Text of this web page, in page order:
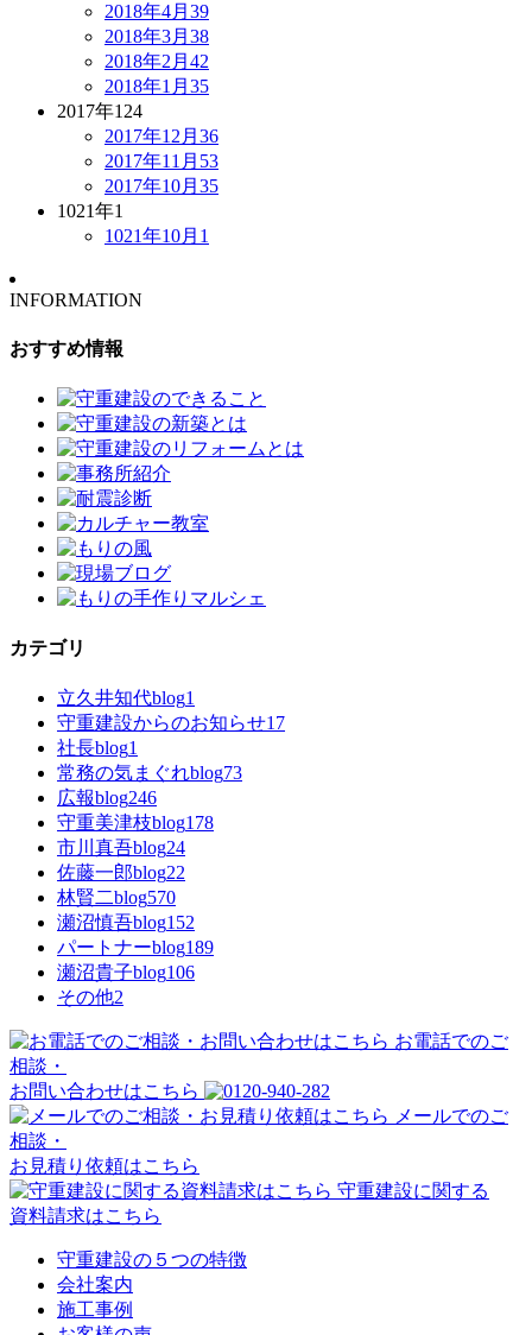
2018年4月 39
2018年3月 38
2018年2月 42
2018年1月 35
2017年124
2017年12月 36
2017年11月 53
2017年10月 35
1021年1
1021年10月 1
INFORMATION
おすすめ情報
カテゴリ
立久井知代blog1
守重建設からのお知らせ17
社長blog1
常務の気まぐれblog73
広報blog246
守重美津枝blog178
市川真吾blog24
佐藤一郎blog22
林賢二blog570
瀬沼慎吾blog152
パートナーblog189
瀬沼貴子blog106
その他2
お電話でのご
相談・
お問い合わせはこちら
メールでのご
相談・
お見積り依頼はこちら
守重建設に関する
資料請求はこちら
守重建設の５つの特徴
会社案内
施工事例